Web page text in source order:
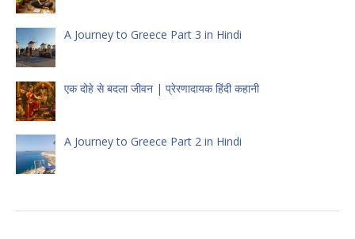
A Journey to Greece Part 3 in Hindi
एक दोहे से बदला जीवन | प्रेरणादायक हिंदी कहानी
A Journey to Greece Part 2 in Hindi